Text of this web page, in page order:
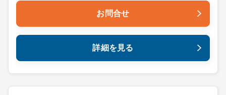
お問合せ
詳細を見る